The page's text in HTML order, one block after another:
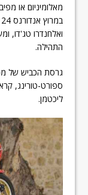
ואלחנדרו טג'דו,
התהילה.
גרסת הכביש של
ספורט-טורינג,
ליכטמן.